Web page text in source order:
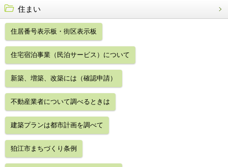
住まい
住居番号表示板・街区表示板
住宅宿泊事業（民泊サービス）について
新築、増築、改築には（確認申請）
不動産業者について調べるときは
建築プランは都市計画を調べて
狛江市まちづくり条例